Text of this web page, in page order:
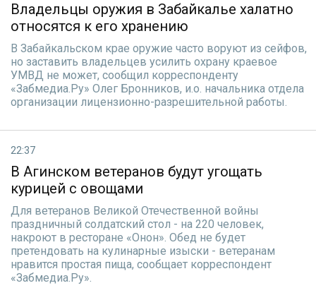
Владельцы оружия в Забайкалье халатно
относятся к его хранению
В Забайкальском крае оружие часто воруют из сейфов,
но заставить владельцев усилить охрану краевое
УМВД не может, сообщил корреспонденту
«Забмедиа.Ру» Олег Бронников, и.о. начальника отдела
организации лицензионно-разрешительной работы.
22:37
В Агинском ветеранов будут угощать
курицей с овощами
Для ветеранов Великой Отечественной войны
праздничный солдатский стол - на 220 человек,
накроют в ресторане «Онон». Обед не будет
претендовать на кулинарные изыски - ветеранам
нравится простая пища, сообщает корреспондент
«Забмедиа.Ру».